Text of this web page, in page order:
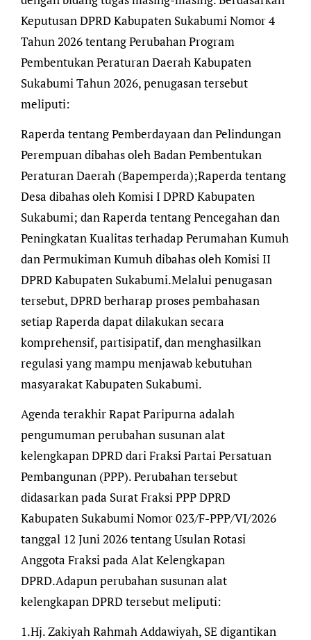
Keputusan DPRD Kabupaten Sukabumi Nomor 4
Tahun 2026 tentang Perubahan Program
Pembentukan Peraturan Daerah Kabupaten
Sukabumi Tahun 2026, penugasan tersebut
meliputi:
Raperda tentang Pemberdayaan dan Pelindungan
Perempuan dibahas oleh Badan Pembentukan
Peraturan Daerah (Bapemperda);Raperda tentang
Desa dibahas oleh Komisi I DPRD Kabupaten
Sukabumi; dan Raperda tentang Pencegahan dan
Peningkatan Kualitas terhadap Perumahan Kumuh
dan Permukiman Kumuh dibahas oleh Komisi II
DPRD Kabupaten Sukabumi.Melalui penugasan
tersebut, DPRD berharap proses pembahasan
setiap Raperda dapat dilakukan secara
komprehensif, partisipatif, dan menghasilkan
regulasi yang mampu menjawab kebutuhan
masyarakat Kabupaten Sukabumi.
Agenda terakhir Rapat Paripurna adalah
pengumuman perubahan susunan alat
kelengkapan DPRD dari Fraksi Partai Persatuan
Pembangunan (PPP). Perubahan tersebut
didasarkan pada Surat Fraksi PPP DPRD
Kabupaten Sukabumi Nomor 023/F-PPP/VI/2026
tanggal 12 Juni 2026 tentang Usulan Rotasi
Anggota Fraksi pada Alat Kelengkapan
DPRD.Adapun perubahan susunan alat
kelengkapan DPRD tersebut meliputi:
1.Hj. Zakiyah Rahmah Addawiyah, SE digantikan